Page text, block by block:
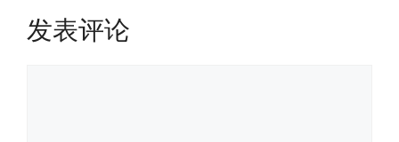
发表评论